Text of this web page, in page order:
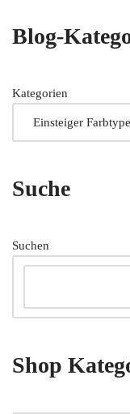
Blog-
Kategorien
Suche
Suchen
Shop